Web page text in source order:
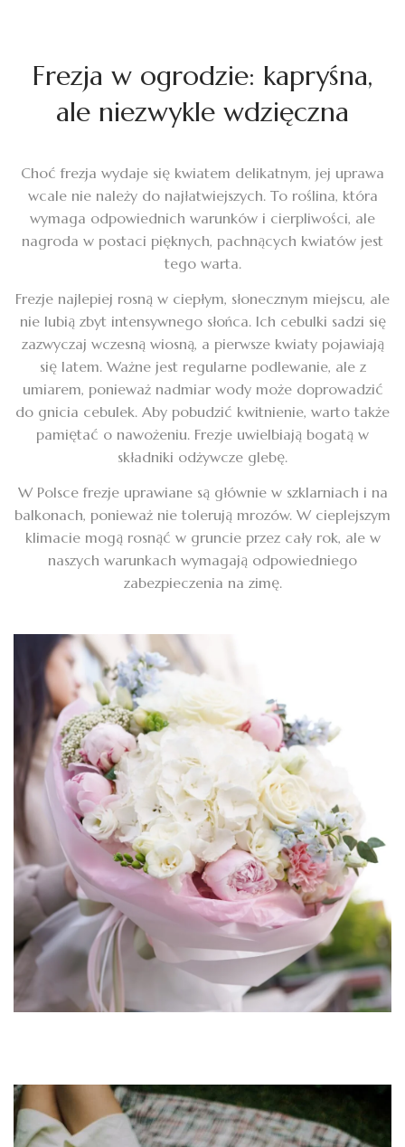
Frezja w ogrodzie: kapryśna,
ale niezwykle wdzięczna
Choć frezja wydaje się kwiatem delikatnym, jej uprawa
wcale nie należy do najłatwiejszych. To roślina, która
wymaga odpowiednich warunków i cierpliwości, ale
nagroda w postaci pięknych, pachnących kwiatów jest
tego warta.
Frezje najlepiej rosną w ciepłym, słonecznym miejscu, ale
nie lubią zbyt intensywnego słońca. Ich cebulki sadzi się
zazwyczaj wczesną wiosną, a pierwsze kwiaty pojawiają
się latem. Ważne jest regularne podlewanie, ale z
umiarem, ponieważ nadmiar wody może doprowadzić
do gnicia cebulek. Aby pobudzić kwitnienie, warto także
pamiętać o nawożeniu. Frezje uwielbiają bogatą w
składniki odżywcze glebę.
W Polsce frezje uprawiane są głównie w szklarniach i na
balkonach, ponieważ nie tolerują mrozów. W cieplejszym
klimacie mogą rosnąć w gruncie przez cały rok, ale w
naszych warunkach wymagają odpowiedniego
zabezpieczenia na zimę.